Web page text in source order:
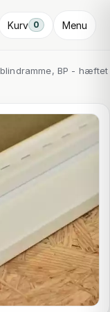
Kurv 0 Menu
BP - hæftet